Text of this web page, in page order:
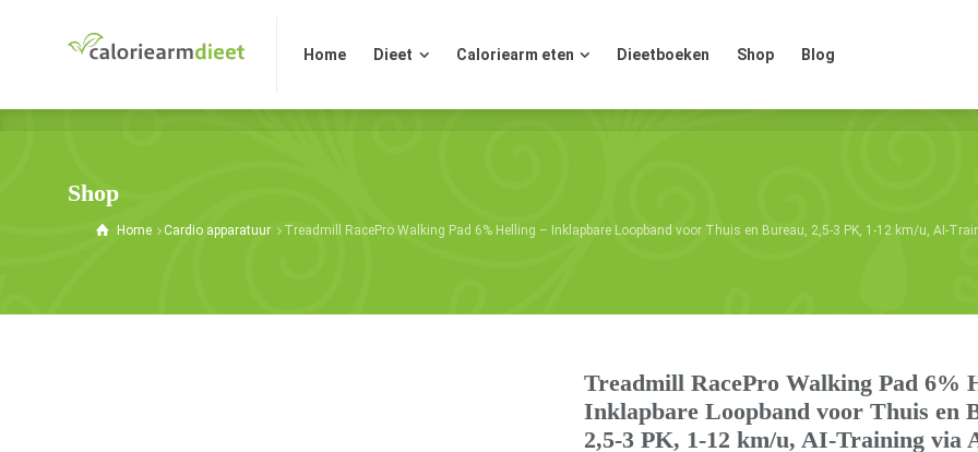
Home Dieet Caloriearm eten Dieetboeken Shop Blog
Shop
Home Cardio apparatuur Treadmill RacePro Walking Pad 6% Helling – Inklapbare Loopband voor Thuis en Bureau, 2,5-3 PK, 1-12 km/u, AI-
Treadmill RacePro Walking Pad 6%
Inklapbare Loopband voor Thuis en
2,5-3 PK, 1-12 km/u, AI-Training via